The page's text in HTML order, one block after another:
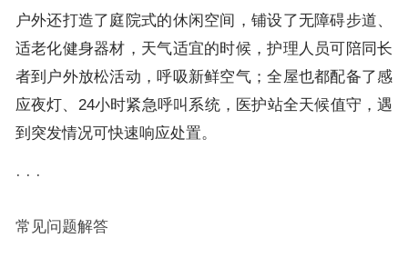
户外还打造了庭院式的休闲空间，铺设了无障碍步道、
适老化健身器材，天气适宜的时候，护理人员可陪同长
者到户外放松活动，呼吸新鲜空气；全屋也都配备了感
应夜灯、24小时紧急呼叫系统，医护站全天候值守，遇
到突发情况可快速响应处置。
· · ·
常见问题解答